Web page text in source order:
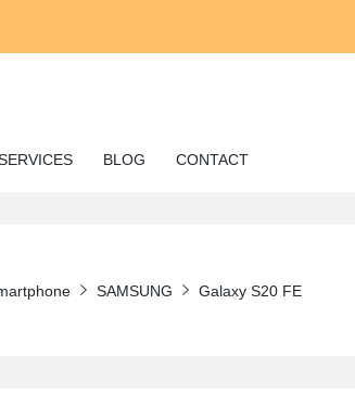
BLOG CONTACT
SAMSUNG Galaxy S20 FE